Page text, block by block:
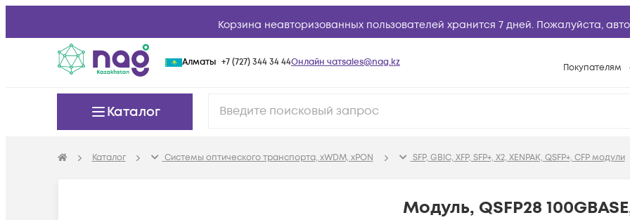
Корзина неавторизованных пользователей хранится 7 дней. Пожалуйста,
Алматы +7 (727) 344 34 44Онлайн чатsales@nag.kz Покупателям
Возврат товара
Техническая
Каталог
Каталог Системы оптического транспорта, xWDM, xPON SFP, GBIC, XFP, SFP+, X2, XENPAK, QSFP+, CFP модули
Модуль, QSFP28